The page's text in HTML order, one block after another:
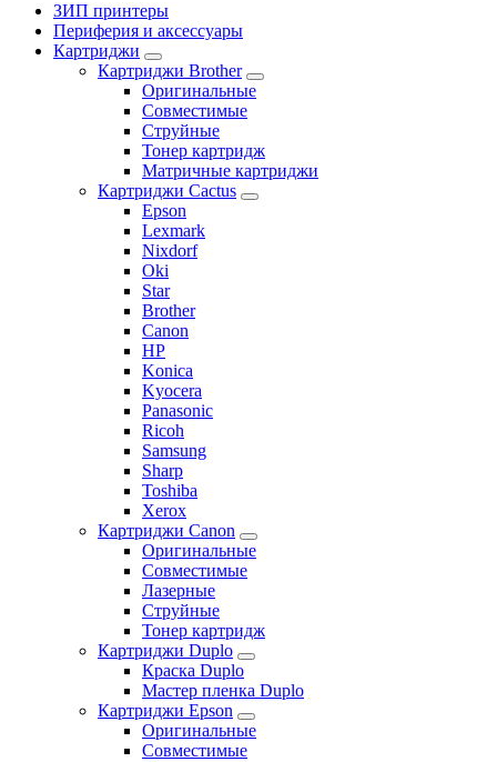
ЗИП принтеры
Периферия и аксессуары
Картриджи
Картриджи Brother
Оригинальные
Совместимые
Струйные
Тонер картридж
Матричные картриджи
Картриджи Cactus
Epson
Lexmark
Nixdorf
Oki
Star
Brother
Canon
HP
Konica
Kyocera
Panasonic
Ricoh
Samsung
Sharp
Toshiba
Xerox
Картриджи Canon
Оригинальные
Совместимые
Лазерные
Струйные
Тонер картридж
Картриджи Duplo
Краска Duplo
Мастер пленка Duplo
Картриджи Epson
Оригинальные
Совместимые